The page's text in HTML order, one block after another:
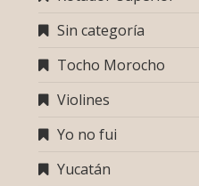
Sin categoría
Tocho Morocho
Violines
Yo no fui
Yucatán